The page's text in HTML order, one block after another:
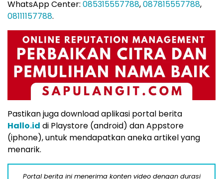
WhatsApp Center: 085315557788,087815557788,
08111157788.
Pastikan juga download aplikasi portal berita
Hallo.id di Playstore (android) dan Appstore
(iphone), untuk mendapatkan aneka artikel yang
menarik.
Portal berita ini menerima konten video dengan durasi